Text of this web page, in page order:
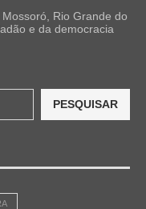
Rio Grande do
e da democracia
PESQUISAR